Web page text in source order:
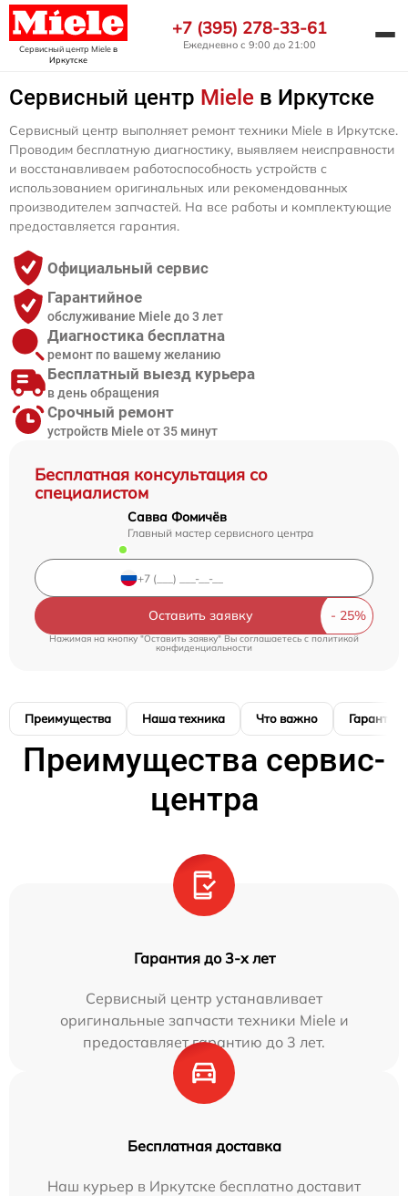
Сервисный центр Mieleв
Иркутске
+7 (395) 278-33-61
Ежедневно с 9:00 до 21:00
Сервисный центр Miele в Иркутске
Бесплатная консультация со
специалистом
Савва Фомичёв
Главный мастер сервисного центра
Оставить заявку
Нажимая на кнопку "Оставить заявку" Вы соглашаетесь cполитикой
конфиденциальности
Сервисный центр выполняет ремонт техники Miele в Иркутске.
Проводим бесплатную диагностику, выявляем неисправности
и восстанавливаем работоспособность устройств с
использованием оригинальных или рекомендованных
производителем запчастей. На все работы и комплектующие
предоставляется гарантия.
Официальный сервис
Гарантийное
обслуживание Miele до 3 лет
Диагностика бесплатна
ремонт по вашему желанию
Бесплатный выезд курьера
в день обращения
Срочный ремонт
устройств Miele от 35 минут
Преимущества Наша техника Что важно Гарантия
Преимущества сервис-
центра
Гарантия до 3-х лет
Сервисный центр устанавливает
оригинальные запчасти техники Miele и
предоставляет гарантию до 3 лет.
Бесплатная доставка
Наш курьер в Иркутске бесплатно доставит